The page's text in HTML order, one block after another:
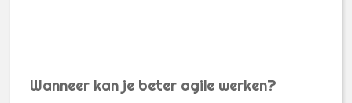
Wanneer kan je beter agile werken?